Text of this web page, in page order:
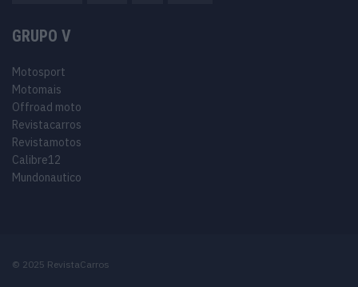
GRUPO V
Motosport
Motomais
Offroad moto
Revistacarros
Revistamotos
Calibre12
Mundonautico
© 2025 RevistaCarros